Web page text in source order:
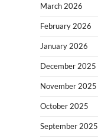
March 2026
February 2026
January 2026
December 2025
November 2025
October 2025
September 2025